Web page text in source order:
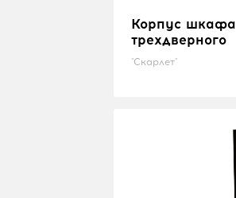
Корпус шкафа
трехдверного
"Скарлет"